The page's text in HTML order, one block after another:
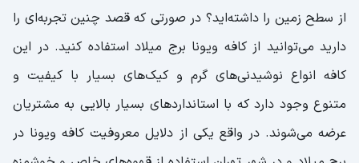
از سطح زمین را داشته‌اید؟ در صورتی که قصد چنین تجربه‌ای را
دارید می‌توانید از کافه ویونا برج میلاد استفاده کنید. در این
کافه انواع نوشیدنی‌های گرم و کیک‌های بسیار با کیفیت و
متنوع وجود دارد که با استاندارد‌های بسیار بالایی به مشتریان
عرضه می‌شوند. در واقع یکی از دلایل معروفیت کافه ویونا در